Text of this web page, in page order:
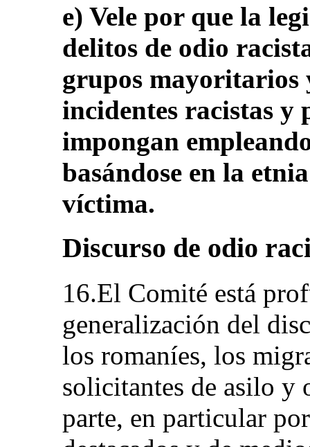
e) Vele por que la
delitos de odio
grupos mayoritarios
incidentes racistas y
impongan
basándose en la
víctima.
Discurso de odio
16.El Comité está
generalización del
los romaníes, los
solicitantes de asilo y
parte, en particular